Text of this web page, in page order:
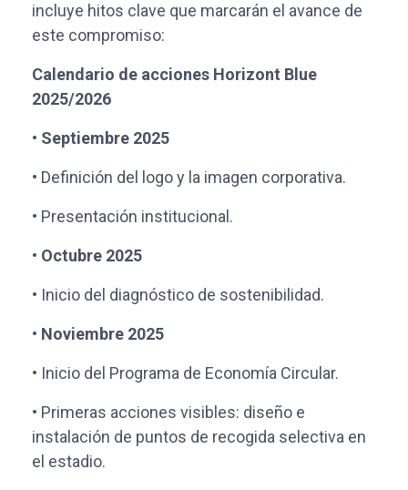
incluye hitos clave que marcarán el avance de
este compromiso:
Calendario de acciones Horizont Blue
2025/2026
• Septiembre 2025
• Definición del logo y la imagen corporativa.
• Presentación institucional.
• Octubre 2025
• Inicio del diagnóstico de sostenibilidad.
• Noviembre 2025
• Inicio del Programa de Economía Circular.
• Primeras acciones visibles: diseño e
instalación de puntos de recogida selectiva en
el estadio.